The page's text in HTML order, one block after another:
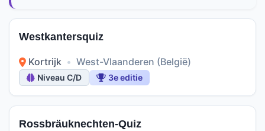
Westkantersquiz
Kortrijk • West-Vlaanderen (België)
Niveau C/D 3e editie
Rossbräuknechten-Quiz